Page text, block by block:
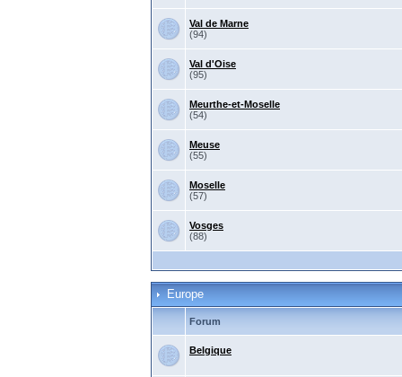
Val de Marne
(94)
Val d'Oise
(95)
Meurthe-et-Moselle
(54)
Meuse
(55)
Moselle
(57)
Vosges
(88)
Europe
Forum
Belgique